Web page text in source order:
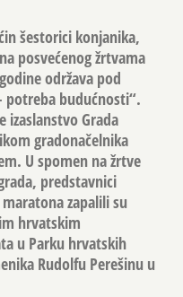
šestorici konjanika,
posvećenog žrtvama
održava pod
potreba budućnosti“.
izaslanstvo Grada
gradonačelnika
U spomen na žrtve
predstavnici
zapalili su
hrvatskim
u Parku hrvatskih
Rudolfu Perešinu u